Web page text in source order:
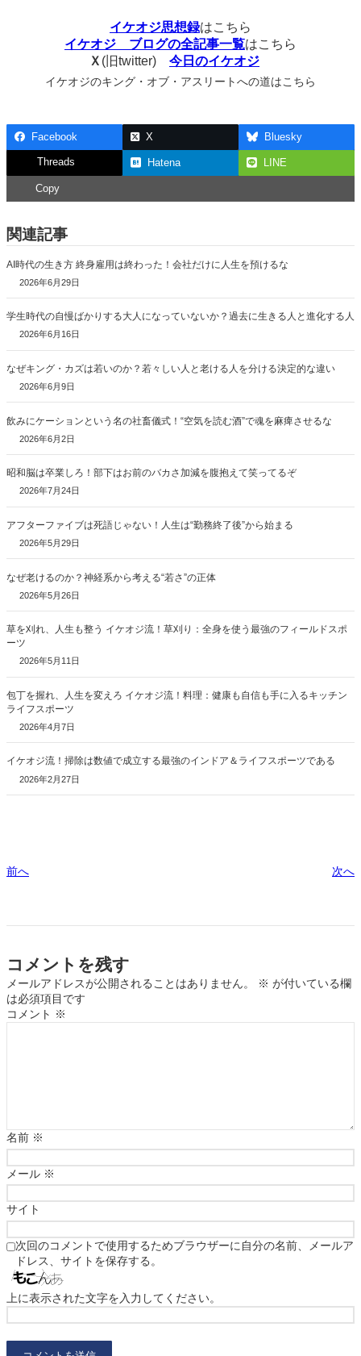
イケオジ思想録はこちら
イケオジ ブログの全記事一覧はこちら
Ｘ (旧twitter) 今日のイケオジ
イケオジのキング・オブ・アスリートへの道はこちら
Facebook X Bluesky
Threads Hatena LINE
Copy
関連記事
AI時代の生き方 終身雇用は終わった！会社だけに人生を預けるな
2026年6月29日
学生時代の自慢ばかりする大人になっていないか？過去に生きる人と進化する人
2026年6月16日
なぜキング・カズは若いのか？若々しい人と老ける人を分ける決定的な違い
2026年6月9日
飲みにケーションという名の社畜儀式！“空気を読む酒”で魂を麻痺させるな
2026年6月2日
昭和脳は卒業しろ！部下はお前のバカさ加減を腹抱えて笑ってるぞ
2026年7月24日
アフターファイブは死語じゃない！人生は“勤務終了後”から始まる
2026年5月29日
なぜ老けるのか？神経系から考える“若さ”の正体
2026年5月26日
草を刈れ、人生も整う イケオジ流！草刈り：全身を使う最強のフィールドスポ
ーツ
2026年5月11日
包丁を握れ、人生を変えろ イケオジ流！料理：健康も自信も手に入るキッチン
ライフスポーツ
2026年4月7日
イケオジ流！掃除は数値で成立する最強のインドア＆ライフスポーツである
2026年2月27日
前へ 次へ
コメントを残す
メールアドレスが公開されることはありません。 ※ が付いている欄
は必須項目です
コメント ※
名前 ※
メール ※
サイト
次回のコメントで使用するためブラウザーに自分の名前、メールア
ドレス、サイトを保存する。
上に表示された文字を入力してください。